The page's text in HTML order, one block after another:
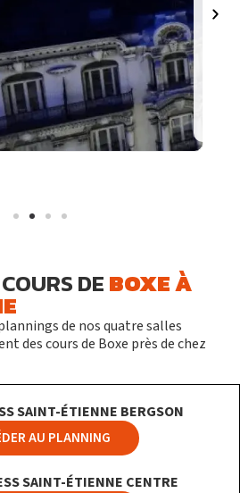
DEBOXE À
de nos quatre salles
des cours de Boxe près de chez
SAINT-ÉTIENNE BERGSON
AU PLANNING
SAINT-ÉTIENNE CENTRE